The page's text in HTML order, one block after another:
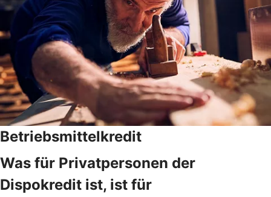
Betriebsmittelkredit
Was für Privatpersonen der
Dispokredit ist, ist für